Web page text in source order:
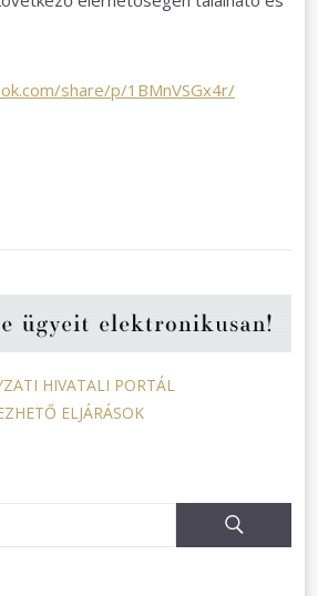
share/p/1BMnVSGx4r/
HIVATALI PORTÁL
ELJÁRÁSOK